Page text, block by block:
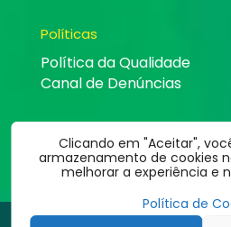
Clicando em "Aceitar",
armazenamento de cookies
melhorar a experiência e
Política de
Políticas
Política da Qualidade
Canal de Denúncias